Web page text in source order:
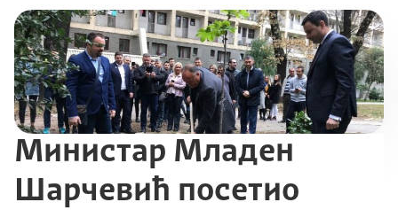
Министар Младен
Шарчевић посетио